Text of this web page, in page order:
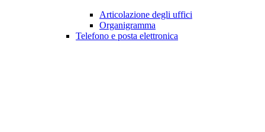
Articolazione degli uffici
Organigramma
Telefono e posta elettronica